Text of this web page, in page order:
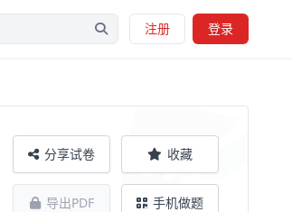
注册 登录
分享试卷 收藏
导出PDF 手机做题